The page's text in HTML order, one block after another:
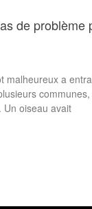
de problème
malheureux a
Un oiseau avait